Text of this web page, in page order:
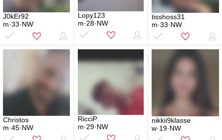
J0kEr92
m·33·NW
Lopy123
m·28·NW
tisshoss31
m·33·NW
Christos
m·45·NW
RicciP
m·29·NW
nikkii9klasse
w·19·NW